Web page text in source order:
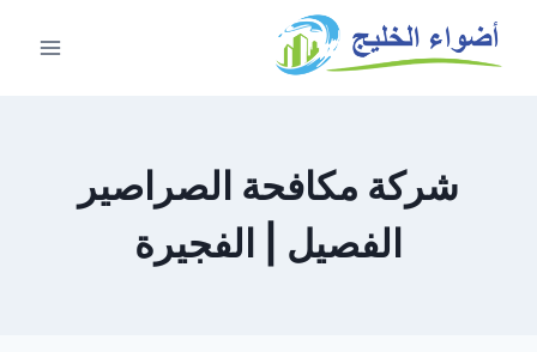
شركة مكافحة الصراصير
الفصيل | الفجيرة